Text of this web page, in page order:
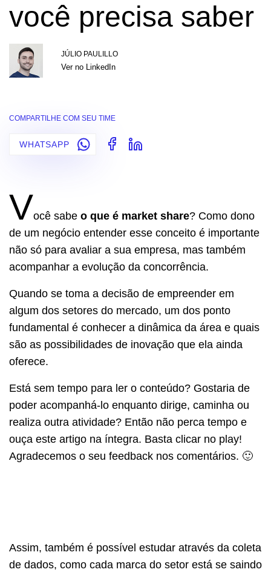
você precisa saber
JÚLIO PAULILLO
Ver no LinkedIn
COMPARTILHE COM SEU TIME
WHATSAPP
Você sabe o que é market share? Como dono
de um negócio entender esse conceito é importante
não só para avaliar a sua empresa, mas também
acompanhar a evolução da concorrência.
Quando se toma a decisão de empreender em
algum dos setores do mercado, um dos ponto
fundamental é conhecer a dinâmica da área e quais
são as possibilidades de inovação que ela ainda
oferece.
Está sem tempo para ler o conteúdo? Gostaria de
poder acompanhá-lo enquanto dirige, caminha ou
realiza outra atividade? Então não perca tempo e
ouça este artigo na íntegra. Basta clicar no play!
Agradecemos o seu feedback nos comentários. 🙂
Assim, também é possível estudar através da coleta
de dados, como cada marca do setor está se saindo